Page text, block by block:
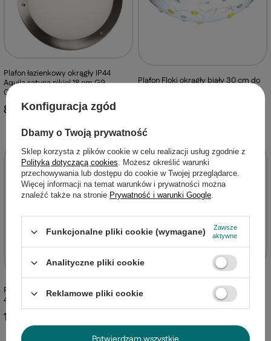
Plafon łazienkowy okrągły IP44
Aquila satyna nikiel 18 cm G9
Candellux
84,99 zł / szt.
Plafon Floki okrągły biały 30 cm do
Plafon LED Pristina okrągły 30 cm
4000K biały do salonu
115,99 zł
cm E27 Candellux
56,99 zł / szt.
Konfiguracja zgód
Dbamy o Twoją prywatność
Sklep korzysta z plików cookie w celu realizacji usług zgodnie z
Polityką dotyczącą cookies. Możesz określić warunki
przechowywania lub dostępu do cookie w Twojej przeglądarce.
Więcej informacji na temat warunków i prywatności można
znaleźć także na stronie Prywatność i warunki Google.
Funkcjonalne pliki cookie (wymagane)
Zawsze
aktywne
Analityczne pliki cookie
Reklamowe pliki cookie